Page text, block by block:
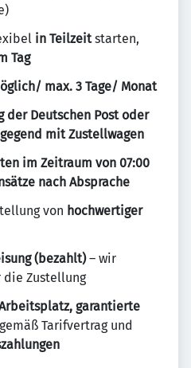
in Teilzeitstarten,
Tag
max. 3 Tage/ Monat
der Deutschen Post oder
mit Zustellwagen
im Zeitraum von 07:00
nach Absprache
von hochwertiger
(bezahlt)– wir
Zustellung
garantierte
Tarifvertrag und